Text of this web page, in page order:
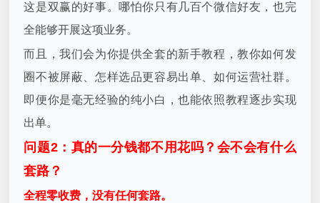
这是双赢的好事。哪怕你只有几百个微信好友，也完
全能够开展这项业务。
而且，我们会为你提供全套的新手教程，教你如何发
圈不被屏蔽、怎样选品更容易出单、如何运营社群。
即便你是毫无经验的纯小白，也能依照教程逐步实现
出单。
问题2：真的一分钱都不用花吗？会不会有什么
套路？
全程零收费，没有任何套路。